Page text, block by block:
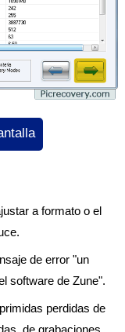
a formato o el
de error "un
software de Zune".
perdidas de